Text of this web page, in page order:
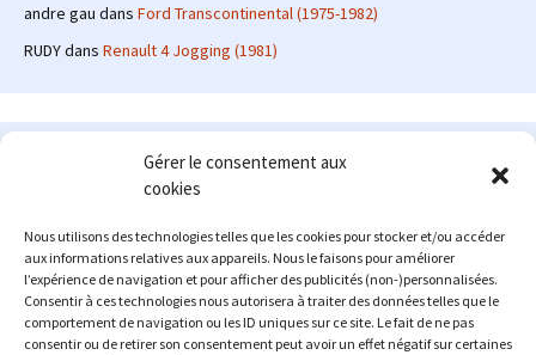
Gérer le consentement aux
cookies
Nous utilisons des technologies telles que les cookies pour stocker et/ou accéder
aux informations relatives aux appareils. Nous le faisons pour améliorer
l’expérience de navigation et pour afficher des publicités (non-)personnalisées.
Consentir à ces technologies nous autorisera à traiter des données telles que le
comportement de navigation ou les ID uniques sur ce site. Le fait de ne pas
consentir ou de retirer son consentement peut avoir un effet négatif sur certaines
andre gau dans Ford Transcontinental (1975-1982)
RUDYdans Renault 4 Jogging (1981)
Le site en quelques mots
: passionné d'automobile ancienne depuis de
nombreuses années, j'ai commencé à partager ma passion sur
internet à partir de 2009 au travers d'un blog qui a connu un relatif
succès. Fin 2013, je décide de prendre mon autonomie et me lancer
avec mon propre site : l'Automobile Ancienne.
Me contacter : alex(at)lautomobileancienne.com